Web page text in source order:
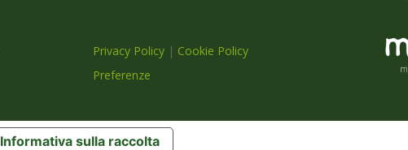
Privacy Policy | Cookie Policy
Preferenze
Informativa sulla raccolta